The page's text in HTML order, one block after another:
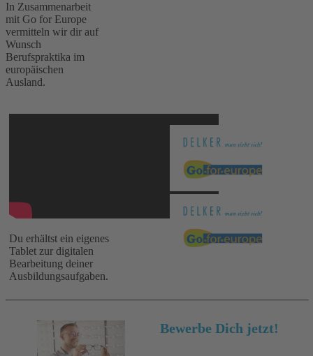
In Zusammenarbeit
mit Go for Europe
vermitteln wir dir auf
Wunsch
Berufspraktika im
europäischen
Ausland.
Du erhältst ein eigenes
Tablet zur digitalen
Bearbeitung deiner
Ausbildungsaufgaben.
Bewerbe Dich jetzt!